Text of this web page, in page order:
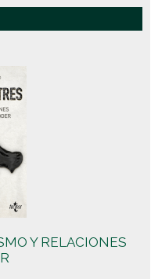
Y RELACIONES